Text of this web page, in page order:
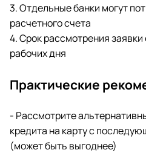
3. Отдельные банки могут
расчетного счета
4. Срок рассмотрения
рабочих дня
Практические
- Рассмотрите
кредита на карту с
(может быть выгоднее)